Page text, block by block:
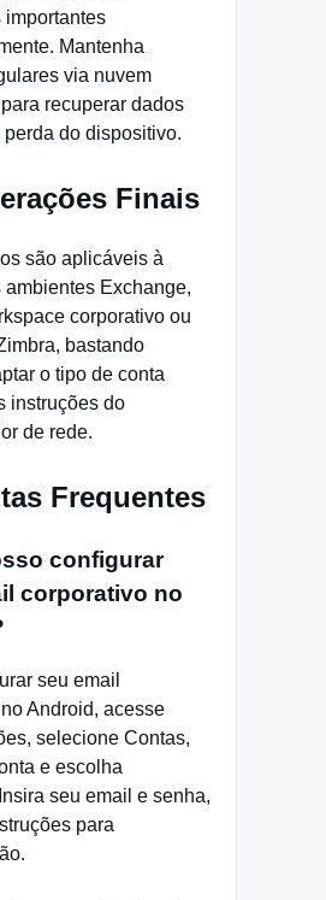
importantes
Mantenha
via nuvem
recuperar dados
do dispositivo.
Finais
são aplicáveis à
ambientes Exchange,
corporativo ou
bastando
o tipo de conta
instruções do
de rede.
Frequentes
configurar
corporativo no
seu email
Android, acesse
selecione Contas,
e escolha
seu email e senha,
para